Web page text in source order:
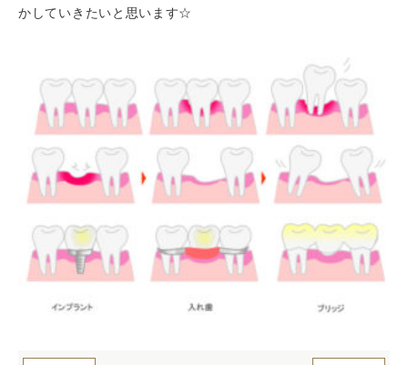
かしていきたいと思います☆